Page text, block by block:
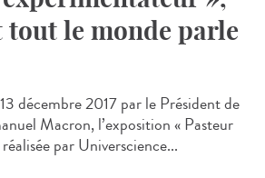
tout le monde parle
décembre 2017 par le Président de
Macron, l’exposition « Pasteur
par Universcience...